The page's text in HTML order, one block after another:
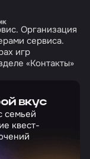
на сайт
Организация
сервиса.
игр
«Контакты»
вкус
семьей
квест-